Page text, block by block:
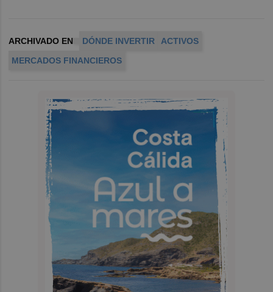
ARCHIVADO EN DÓNDE INVERTIR
ACTIVOS
MERCADOS FINANCIEROS